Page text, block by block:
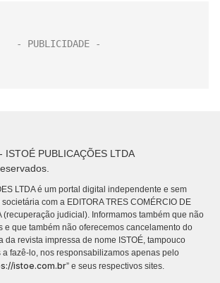
PUBLICAÇÕES LTDA
LTDA é um portal digital independente e sem
com a EDITORA TRES COMÉRCIO DE
(recuperação judicial). Informamos também que não
e que também não oferecemos cancelamento do
da revista impressa de nome ISTOÉ, tampouco
fazê-lo, nos responsabilizamos apenas pelo
istoe.com.br” e seus respectivos sites.